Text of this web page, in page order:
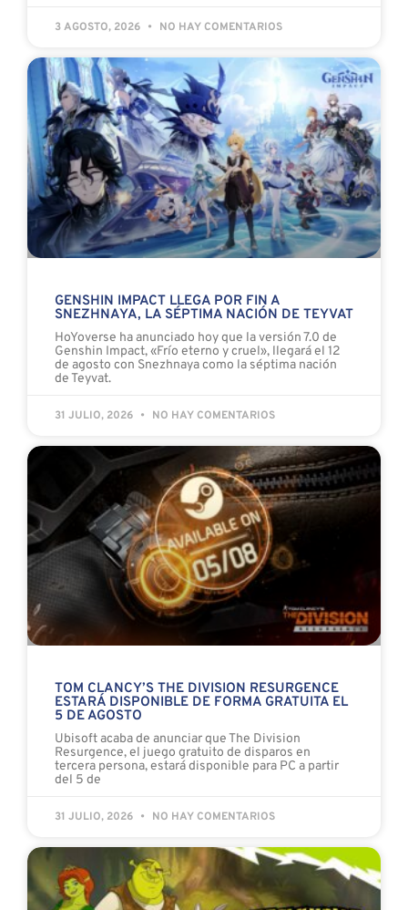
3 AGOSTO, 2026 NO HAY COMENTARIOS
GENSHIN IMPACT LLEGA POR FIN A
SNEZHNAYA, LA SÉPTIMA NACIÓN DE TEYVAT
HoYoverse ha anunciado hoy que la versión 7.0 de
Genshin Impact, «Frío eterno y cruel», llegará el 12
de agosto con Snezhnaya como la séptima nación
de Teyvat.
31 JULIO, 2026 NO HAY COMENTARIOS
TOM CLANCY’S THE DIVISION RESURGENCE
ESTARÁ DISPONIBLE DE FORMA GRATUITA EL
5 DE AGOSTO
Ubisoft acaba de anunciar que The Division
Resurgence, el juego gratuito de disparos en
tercera persona, estará disponible para PC a partir
del 5 de
31 JULIO, 2026 NO HAY COMENTARIOS